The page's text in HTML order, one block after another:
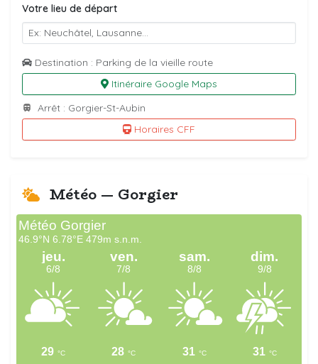
Votre lieu de départ
Destination : Parking de la vieille route
Itinéraire Google Maps
Arrêt : Gorgier-St-Aubin
Horaires CFF
Météo — Gorgier